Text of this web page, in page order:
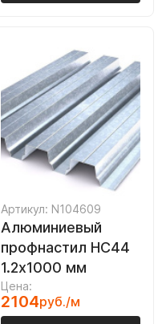
Артикул: N104609
Алюминиевый
профнастил НС44
1.2х1000 мм
Цена:
2104руб./м